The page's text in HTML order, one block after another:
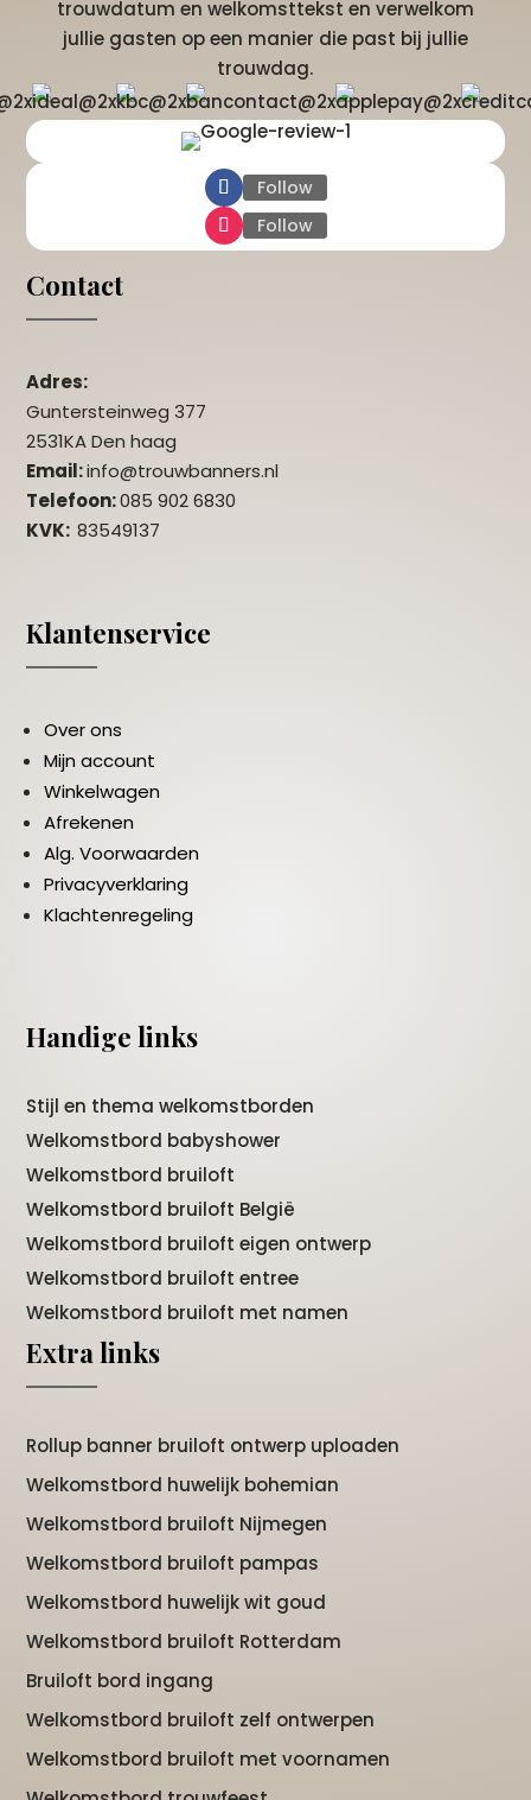
trouwdatum en welkomsttekst en verwelkom
jullie gasten op een manier die past bij jullie
trouwdag.
Follow
Follow
Contact
Adres:
Guntersteinweg 377
2531KA Den haag
Email:info@trouwbanners.nl
Telefoon:085 902 6830
KVK:83549137
Klantenservice
Over ons
Mijn account
Winkelwagen
Afrekenen
Alg. Voorwaarden
Privacyverklaring
Klachtenregeling
Handige links
Stijl en thema welkomstborden
Welkomstbord babyshower
Welkomstbord bruiloft
Welkomstbord bruiloft België
Welkomstbord bruiloft eigen ontwerp
Welkomstbord bruiloft entree
Welkomstbord bruiloft met namen
Extra links
Rollup banner bruiloft ontwerp uploaden
Welkomstbord huwelijk bohemian
Welkomstbord bruiloft Nijmegen
Welkomstbord bruiloft pampas
Welkomstbord huwelijk wit goud
Welkomstbord bruiloft Rotterdam
Bruiloft bord ingang
Welkomstbord bruiloft zelf ontwerpen
Welkomstbord bruiloft met voornamen